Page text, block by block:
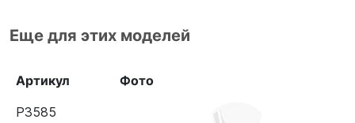
Еще для этих моделей
Артикул
Фото
Р3585